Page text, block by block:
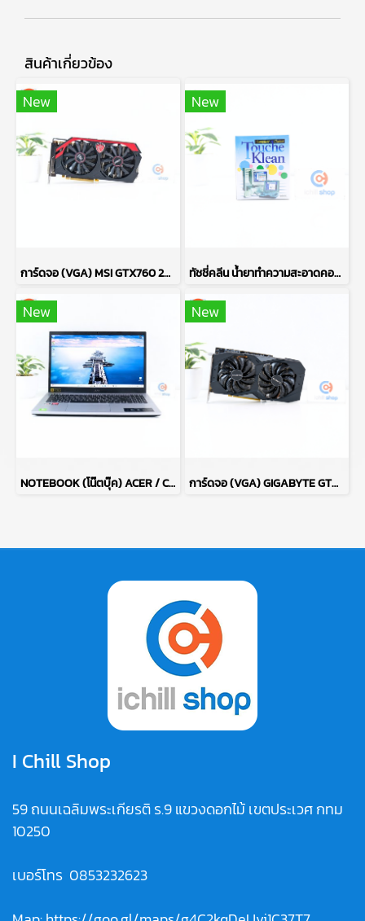
สินค้าเกี่ยวข้อง
New
การ์ดจอ (VGA) MSI GTX760 2GB 2F GAMING OC P17695
New
ทัชชี่คลีน น้ำยาทำความสะอาดคอมพิวเตอร์ COMPUTER CLEANER TOUCHE KLEAN ปริมาณ 200 มล. (ของใหม่) P16531
New
NOTEBOOK (โน๊ตบุ๊ค) ACER / CPU RYZEN 7 5700U / จอ 15.6 FHD / RAM DDR4 16GB / SSD 512GB M.2 P14839
New
การ์ดจอ (VGA) GIGABYTE GTX1660 SUPER 6GB 2F OC P13505
I Chill Shop
59 ถนนเฉลิมพระเกียรติ ร.9 แขวงดอกไม้ เขตประเวศ กทม
10250
เบอร์โทร 0853232623